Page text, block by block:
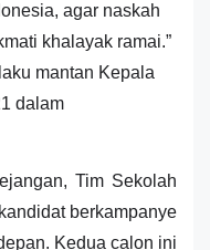
agar naskah
khalayak ramai.”
mantan Kepala
dalam
Tim Sekolah
berkampanye
Kedua calon ini